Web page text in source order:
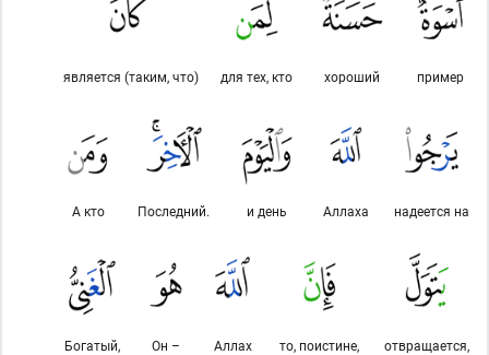
пример
хороший
для тех, кто
является (таким, что)
надеется на
Аллаха
и день
Последний.
А кто
отвращается,
то, поистине,
Аллах
Он –
Богатый,